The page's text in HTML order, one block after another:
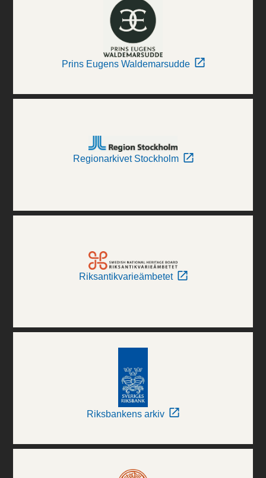
Prins Eugens Waldemarsudde
Regionarkivet Stockholm
Riksantikvarieämbetet
Riksbankens arkiv